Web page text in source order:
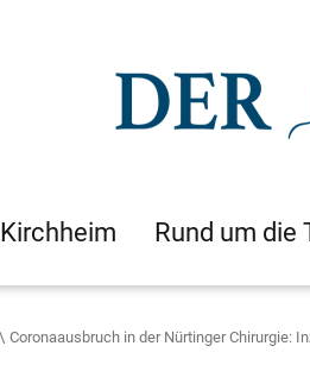
Kirchheim Rund um die
Coronaausbruch in der Nürtinger Chirurgie: